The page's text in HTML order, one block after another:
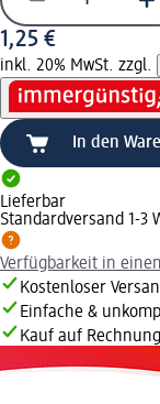
1,25 €
inkl. 20% MwSt. zzgl.
In den
Lieferbar
Standardversand 1-3
Verfügbarkeit in
Kostenloser
Einfache &
Kauf auf